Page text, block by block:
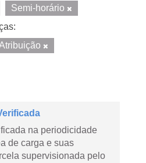
Semi-horário
na periodicidade
de carga e suas
supervisionada pelo